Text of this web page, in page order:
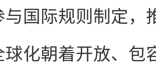
与国际规则制定，
球化朝着开放、包